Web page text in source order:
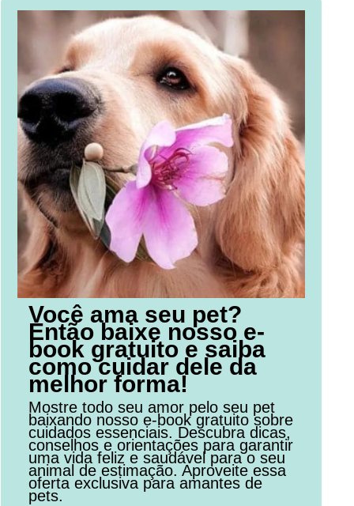
Você ama seu pet?
Então baixe nosso e-
book gratuito e saiba
como cuidar dele da
melhor forma!
Mostre todo seu amor pelo seu pet
baixando nosso e-book gratuito sobre
cuidados essenciais. Descubra dicas,
conselhos e orientações para garantir
uma vida feliz e saudável para o seu
animal de estimação. Aproveite essa
oferta exclusiva para amantes de
pets.